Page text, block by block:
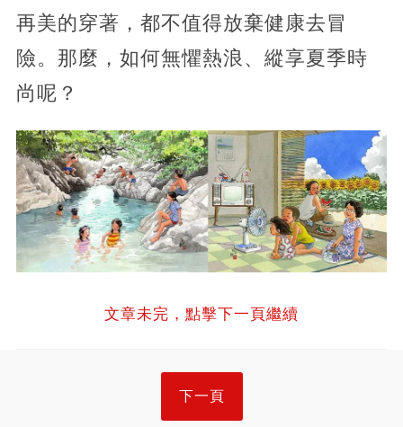
再美的穿著，都不值得放棄健康去冒
險。那麼，如何無懼熱浪、縱享夏季時
尚呢？
文章未完，點擊下一頁繼續
下一頁